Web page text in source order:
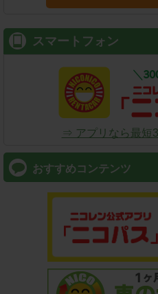
スマートフォン
⇒ アプリなら最短
おすすめコンテンツ